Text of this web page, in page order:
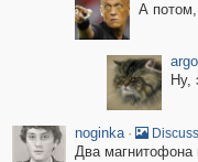
А потом,
Ну,
noginka ·
Два магнитофона